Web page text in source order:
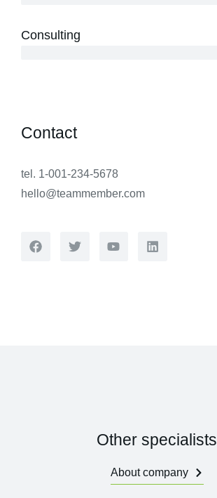
Consulting
Contact
tel. 1-001-234-5678
hello@teammember.com
Other specialists
About company